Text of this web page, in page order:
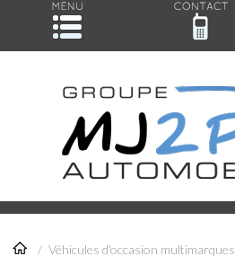
/ Véhicules d'occasion multimarques